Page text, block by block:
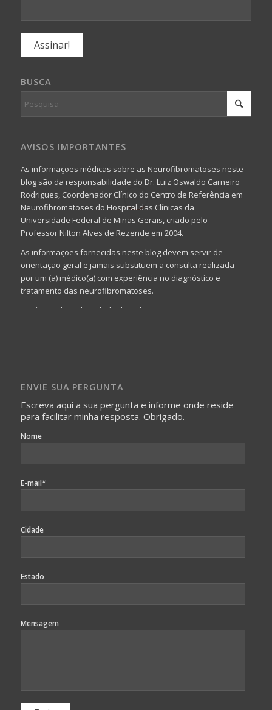
BUSCA
AVISOS IMPORTANTES
As informações médicas sobre as Neurofibromatoses neste
blog são da responsabilidade do Dr. Luiz Oswaldo Carneiro
Rodrigues, Coordenador Clínico do Centro de Referência em
Neurofibromatoses do Hospital das Clínicas da
Universidade Federal de Minas Gerais, criado pelo
Professor Nilton Alves de Rezende em 2004.
As informações fornecidas neste blog devem servir de
orientação geral e jamais substituem a consulta realizada
por um (a) médico(a) com experiência no diagnóstico e
tratamento das neurofibromatoses.
Será omitida a identidade de todas as pessoas que
identificação da pessoa fotografada.
ENVIE SUA PERGUNTA
Escreva aqui a sua pergunta e informe onde reside
para facilitar minha resposta. Obrigado.
Nome
E-mail*
Cidade
Estado
Mensagem